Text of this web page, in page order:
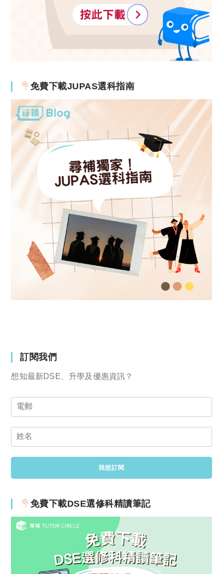
免費下載JUPAS選科指南
訂閱我們
想知最新DSE、升學及優惠資訊？
免費下載DSE選修科精讀筆記